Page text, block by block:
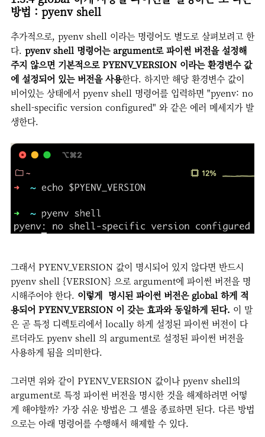
방법 : pyenv shell
추가적으로, pyenv shell 이라는 명령어도 별도로 살펴보려고 한
다. pyenv shell 명령어는 argument로 파이썬 버전을 설정해
주지 않으면 기본적으로 PYENV_VERSION 이라는 환경변수 값
에 설정되어 있는 버전을 사용한다. 하지만 해당 환경변수 값이
비어있는 상태에서 pyenv shell 명령어를 입력하면 "pyenv: no
shell-specific version configured" 와 같은 에러 메세지가 발
생한다.
그래서 PYENV_VERSION 값이 명시되어 있지 않다면 반드시
pyenv shell {VERSION} 으로 argument에 파이썬 버전을 명
시해주어야 한다. 이렇게 명시된 파이썬 버전은 global 하게 적
용되어 PYENV_VERSION 이 갖는 효과와 동일하게 된다. 이 말
은 곧 특정 디렉토리에서 locally 하게 설정된 파이썬 버전이 다
르더라도 pyenv shell 의 argument로 설정된 파이썬 버전을
사용하게 됨을 의미한다.
그러면 위와 같이 PYENV_VERSION 값이나 pyenv shell의
argument로 특정 파이썬 버전을 명시한 것을 해제하려면 어떻
게 해야할까? 가장 쉬운 방법은 그 셸을 종료하면 된다. 다른 방법
으로는 아래 명령어를 수행해서 해제할 수 있다.